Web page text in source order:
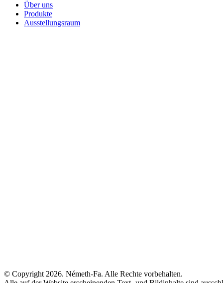
Über uns
Produkte
Ausstellungsraum
© Copyright 2026. Németh-Fa. Alle Rechte vorbehalten.